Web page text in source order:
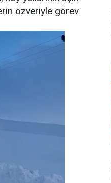
özveriyle görev